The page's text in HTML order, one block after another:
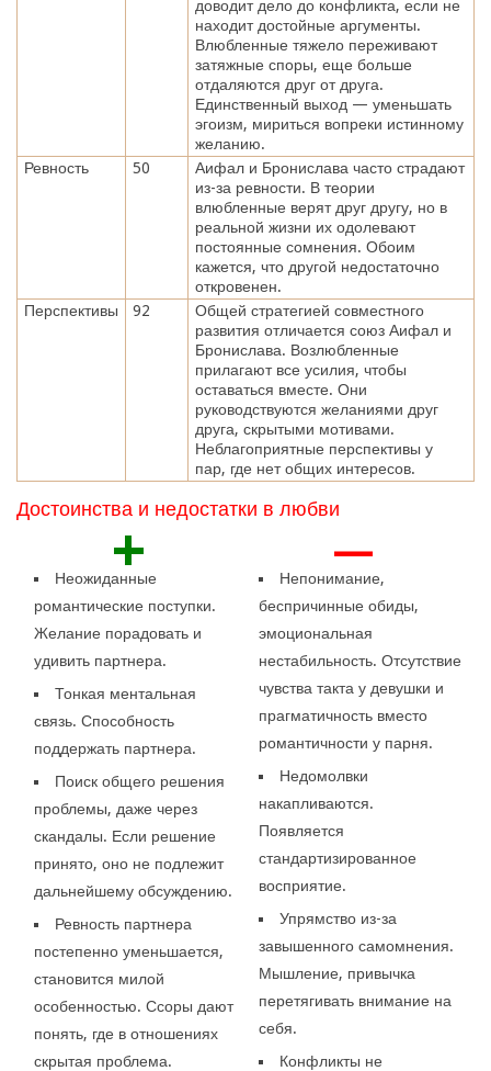
доводит дело до конфликта, если не
находит достойные аргументы.
Влюбленные тяжело переживают
затяжные споры, еще больше
отдаляются друг от друга.
Единственный выход — уменьшать
эгоизм, мириться вопреки истинному
желанию.
Ревность
50
Аифал и Бронислава часто страдают
из-за ревности. В теории
влюбленные верят друг другу, но в
реальной жизни их одолевают
постоянные сомнения. Обоим
кажется, что другой недостаточно
откровенен.
Перспективы
92
Общей стратегией совместного
развития отличается союз Аифал и
Бронислава. Возлюбленные
прилагают все усилия, чтобы
оставаться вместе. Они
руководствуются желаниями друг
друга, скрытыми мотивами.
Неблагоприятные перспективы у
пар, где нет общих интересов.
Достоинства и недостатки в любви
+
Неожиданные
романтические поступки.
Желание порадовать и
удивить партнера.
Тонкая ментальная
связь. Способность
поддержать партнера.
Поиск общего решения
проблемы, даже через
скандалы. Если решение
принято, оно не подлежит
дальнейшему обсуждению.
Ревность партнера
постепенно уменьшается,
становится милой
особенностью. Ссоры дают
понять, где в отношениях
скрытая проблема.
—
Непонимание,
беспричинные обиды,
эмоциональная
нестабильность. Отсутствие
чувства такта у девушки и
прагматичность вместо
романтичности у парня.
Недомолвки
накапливаются.
Появляется
стандартизированное
восприятие.
Упрямство из-за
завышенного самомнения.
Мышление, привычка
перетягивать внимание на
себя.
Конфликты не